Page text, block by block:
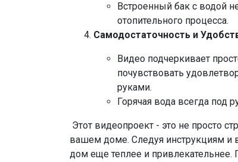
Встроенный бак с водой
отопительного процесса.
Самодостаточность и
Видео подчеркивает
почувствовать
руками.
Горячая вода всегда под
Этот видеопроект - это не просто
вашем доме. Следуя инструкциям и
дом еще теплее и привлекательнее.